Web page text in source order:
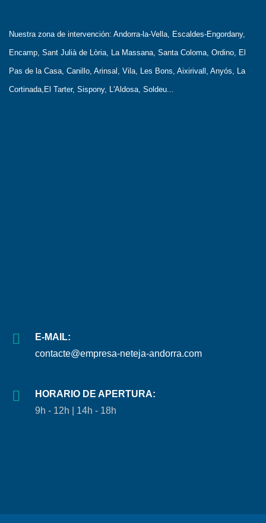
Nuestra zona de intervención: Andorra-la-Vella, Escaldes-Engordany,
Encamp, Sant Julià de Lòria, La Massana, Santa Coloma, Ordino, El
Pas de la Casa, Canillo, Arinsal, Vila, Les Bons, Aixirivall, Anyós, La
Cortinada,El Tarter, Sispony, L'Aldosa, Soldeu...
E-MAIL:
contacte@empresa-neteja-andorra.com
HORARIO DE APERTURA:
9h - 12h | 14h - 18h